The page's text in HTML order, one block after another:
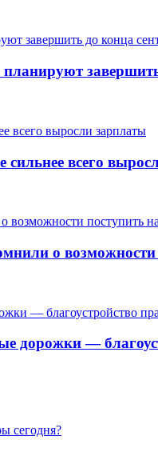
всего
о возможности
дорожки —
сегодня?